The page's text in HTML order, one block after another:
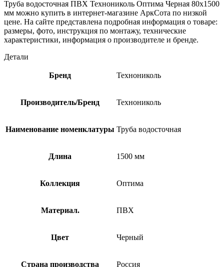
Труба водосточная ПВХ Технониколь Оптима Черная 80х1500
мм можно купить в интернет-магазине АркСота по низкой
цене. На сайте представлена подробная информация о товаре:
размеры, фото, инструкция по монтажу, технические
характеристики, информация о производителе и бренде.
Детали
Бренд Технониколь
Производитель/Бренд Технониколь
Наименование номенклатуры Труба водосточная
Длина 1500 мм
Коллекция Оптима
Материал. ПВХ
Цвет Черный
Страна производства Россия